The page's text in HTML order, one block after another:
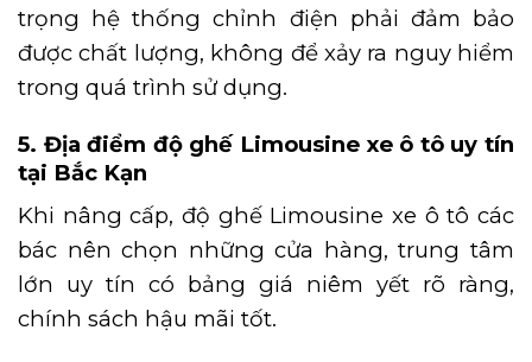
trọng hệ thống chỉnh điện phải đảm bảo
được chất lượng, không để xảy ra nguy hiểm
trong quá trình sử dụng.
5. Địa điểm độ ghế Limousine xe ô tô uy tín
tại Bắc Kạn
Khi nâng cấp, độ ghế Limousine xe ô tô các
bác nên chọn những cửa hàng, trung tâm
lớn uy tín có bảng giá niêm yết rõ ràng,
chính sách hậu mãi tốt.